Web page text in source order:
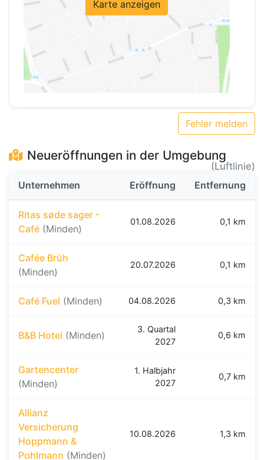
Karte anzeigen
Fehler melden
Neueröffnungen in der Umgebung
(Luftlinie)
Unternehmen
Eröffnung Entfernung
Ritas søde sager -
Café (Minden)
01.08.2026 0,1 km
Cafée Brüh
(Minden)
20.07.2026 0,1 km
Café Fuel (Minden) 04.08.2026 0,3 km
B&B Hotel (Minden)
3. Quartal
2027
0,6 km
Gartencenter
(Minden)
1. Halbjahr
2027
0,7 km
Allianz
Versicherung
Hoppmann &
Pohlmann (Minden)
10.08.2026 1,3 km